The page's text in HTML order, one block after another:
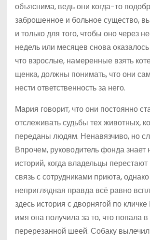
объяснима, ведь они когда-то
заброшенное и больное существо,
и только для того, чтобы оно через
недель или месяцев снова
что взрослые, намеренные взять
щенка, должны понимать, что они
нести ответственность за него.
Мария говорит, что они постоянно
отслеживать судьбы тех животных,
переданы людям. Ненавязчиво, но
Впрочем, руководитель фонда знает
историй, когда владельцы
связь с сотрудниками приюта, однако
неприглядная правда всё равно
здесь история с дворнягой по
имя она получила за то, что попала
перерезанной шеей. Собаку